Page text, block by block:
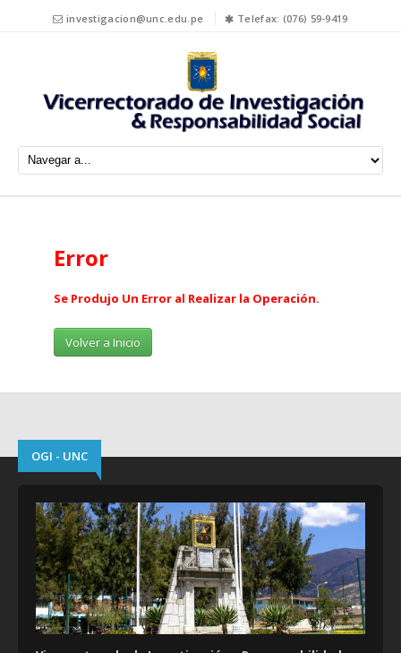
investigacion@unc.edu.pe Telefax: (076) 59-9419
Error
Se Produjo Un Error al Realizar la Operación.
Volver a Inicio
OGI - UNC